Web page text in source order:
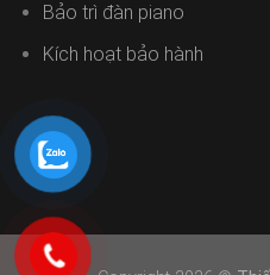
Bảo trì đàn piano
Kích hoạt bảo hành